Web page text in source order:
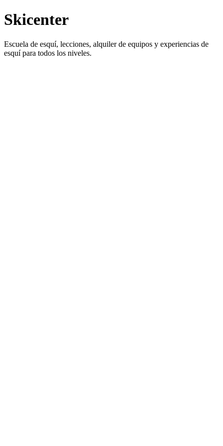
Skicenter
Escuela de esquí, lecciones, alquiler de equipos y experiencias de
esquí para todos los niveles.